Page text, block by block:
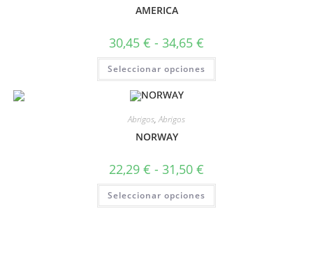
AMERICA
30,45 € - 34,65 €
Seleccionar opciones
Abrigos,Abrigos
NORWAY
22,29 € - 31,50 €
Seleccionar opciones